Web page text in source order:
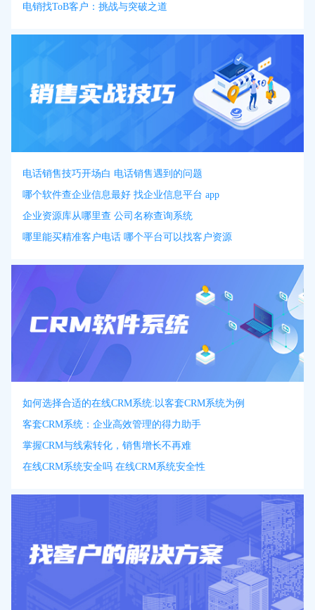
电销找ToB客户：挑战与突破之道
电话销售技巧开场白 电话销售遇到的问题
哪个软件查企业信息最好 找企业信息平台 app
企业资源库从哪里查 公司名称查询系统
哪里能买精准客户电话 哪个平台可以找客户资源
如何选择合适的在线CRM系统:以客套CRM系统为例
客套CRM系统：企业高效管理的得力助手
掌握CRM与线索转化，销售增长不再难
在线CRM系统安全吗 在线CRM系统安全性